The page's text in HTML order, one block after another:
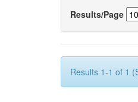
Results/Page
Results 1-1 of 1